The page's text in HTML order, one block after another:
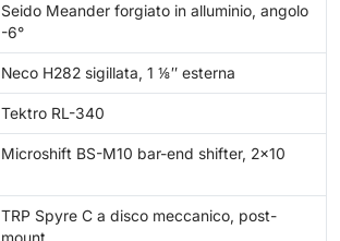
Seido Meander forgiato in alluminio, angolo
-6°
Neco H282 sigillata, 1 ⅛″ esterna
Tektro RL-340
Microshift BS-M10 bar-end shifter, 2x10
TRP Spyre C a disco meccanico, post-
mount